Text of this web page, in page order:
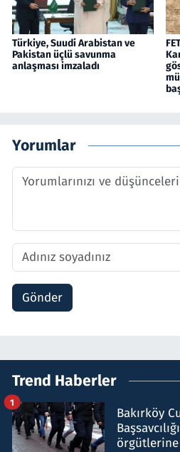
Türkiye, Suudi Arabistan ve
Pakistan üçlü savunma
anlaşması imzaladı
Yorumlar
Gönder
Trend Haberler
Bakırköy
1